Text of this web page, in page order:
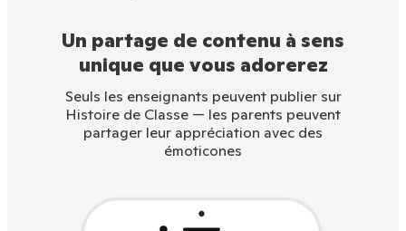
Un partage de contenu à sens
unique que vous adorerez
Seuls les enseignants peuvent publier sur
Histoire de Classe — les parents peuvent
partager leur appréciation avec des
émoticones